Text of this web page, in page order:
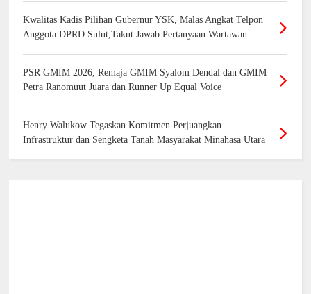
Kwalitas Kadis Pilihan Gubernur YSK, Malas Angkat Telpon
Anggota DPRD Sulut,Takut Jawab Pertanyaan Wartawan
PSR GMIM 2026, Remaja GMIM Syalom Dendal dan GMIM
Petra Ranomuut Juara dan Runner Up Equal Voice
Henry Walukow Tegaskan Komitmen Perjuangkan
Infrastruktur dan Sengketa Tanah Masyarakat Minahasa Utara